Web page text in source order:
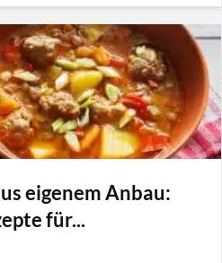
eigenem Anbau:
für...